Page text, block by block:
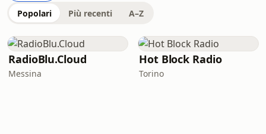
Popolari Più recenti A–Z
RadioBlu.Cloud
Messina
Hot Block Radio
Torino